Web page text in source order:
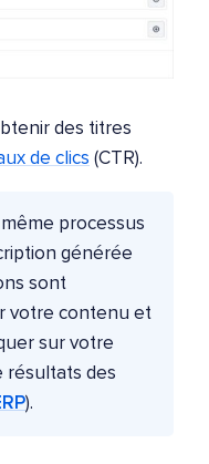
des titres
de clics (CTR).
processus
générée
sont
votre contenu et
sur votre
résultats des
).